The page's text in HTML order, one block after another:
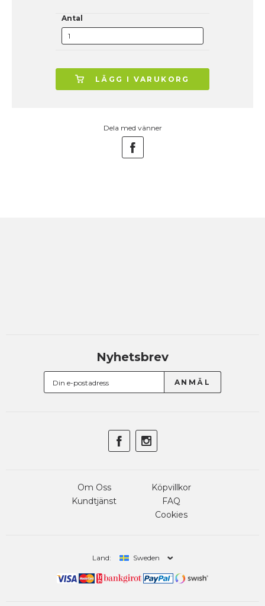
Antal
LÄGG I VARUKORG
Dela med vänner
Nyhetsbrev
Om Oss
Kundtjänst
Köpvillkor
FAQ
Cookies
Land: Sweden